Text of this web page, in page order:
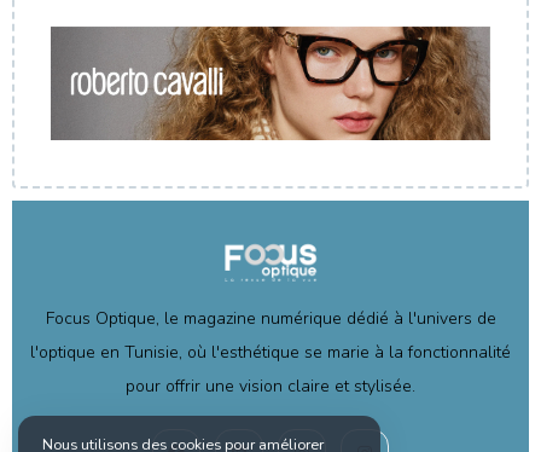
Focus Optique, le magazine numérique dédié à l'univers de
l'optique en Tunisie, où l'esthétique se marie à la fonctionnalité
pour offrir une vision claire et stylisée.
Nous utilisons des cookies pour améliorer